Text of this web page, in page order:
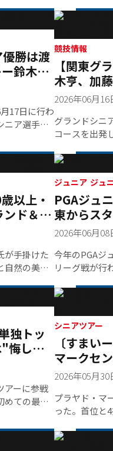
・14日の2
ゴルフ場
果、見事
座を勝ち取
亨。その”優
ルを手にした
戦いではなか
たスタート
ー4では残り
カップへ吸い
た。ところ
「ボギーで収
つめていた。
名乗りを上げた
優勝は渡
鈴木亨
17日に行わ
ニア選手権
、141ストロ
。60歳以上
かりの鈴木
り、スコア
63）、加
た。それぞ
ン特別賞
武井泰道
りそれぞれ
競技情報
【関東グ
木亨、加
今野忠廣
2026年06月16
グランドシニ
コースを出発
熱い戦いが行
丸、本丸ルー
いが繰り広げ
背中を追いか
（60）、加藤
（63）、今野
ダーで首位に
（66）、冨永
た。4アン
68（34・34
て、烏山城の
タートホール
が入ってイー
です。だけ
収めて、前半
ルのパット
なんですけど
トバーディ×
なっちゃう（
う現象が起
して受け入れ
以上・
ド＆ゴ
が手掛けた
自然の美し
開場し、
れた27ホー
フ選手権
ロ選手権
年、2012
近年では
選ばれて
られてい
集結した
つらつ
最年長出
ジュニア
PGAジュ
東からス
2026年06月08
今年のPGAジ
リーグ戦が行
が初戦を迎え
た。2年連続
口グリーンゴ
ーディラッ
TEAM SAKAI
ント奪取に成
対2でTEAM
は、TTゴルフ
ACADEMYの
玉ディビジョ
独トッ
悔し
アーに参戦
めての最終
として、通
包まれた
シニアツアー
〔すまい
マークセ
ターが導
2026年05月30
プラヤド・マ
った。首位と
会2勝目を飾